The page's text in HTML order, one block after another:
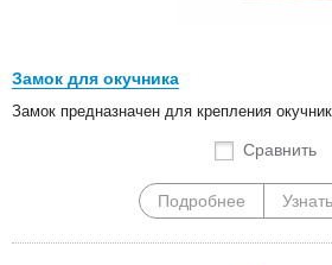
Замок для окучника
Замок предназначен для крепления
Сравнить
Подробнее